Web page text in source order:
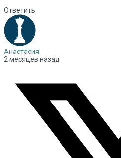
Ответить
Анастасия
2 месяцев назад